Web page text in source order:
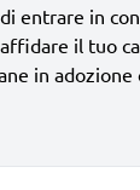
entrare in
il tuo
in adozione